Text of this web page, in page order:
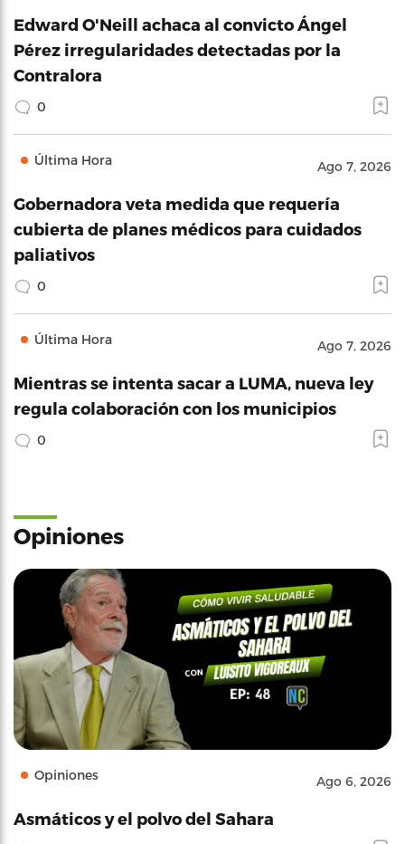
Edward O'Neill achaca al convicto Ángel
Pérez irregularidades detectadas por la
Contralora
0
Última Hora Ago 7, 2026
Gobernadora veta medida que requería
cubierta de planes médicos para cuidados
paliativos
0
Última Hora Ago 7, 2026
Mientras se intenta sacar a LUMA, nueva ley
regula colaboración con los municipios
0
Opiniones
Opiniones Ago 6, 2026
Asmáticos y el polvo del Sahara